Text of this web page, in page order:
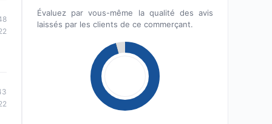
Évaluez par vous-même la qualité des avis
laissés par les clients de ce commerçant.